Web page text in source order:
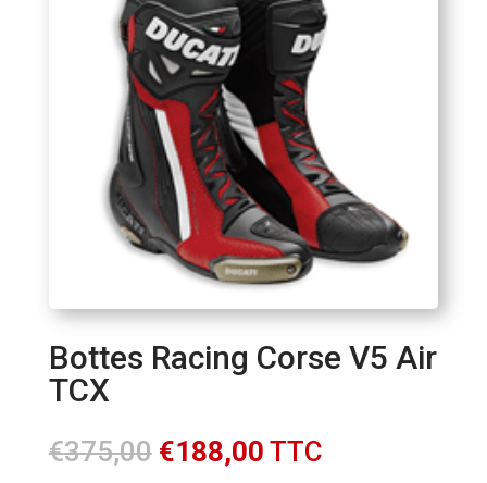
Bottes Racing Corse V5 Air
TCX
€375,00 Le
€188,00Le
TTC